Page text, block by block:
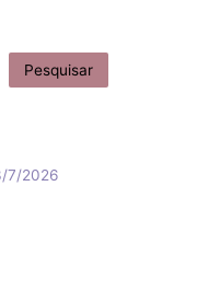
Pesquisar
7/2026